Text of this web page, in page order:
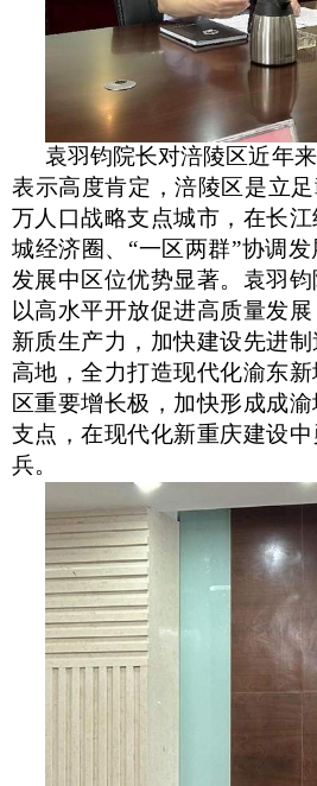
袁羽钧院长对涪陵区近年
表示高度肯定，涪陵区是立足
万人口战略支点城市，在长
城经济圈、“一区两群”协调
发展中区位优势显著。袁羽
以高水平开放促进高质量发展
新质生产力，加快建设先进制
高地，全力打造现代化渝东
区重要增长极，加快形成成
支点，在现代化新重庆建设
兵。